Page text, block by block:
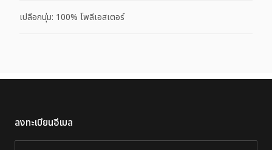
เปลือกนุ่ม: 100% โพลีเอสเตอร์
ลงทะเบียนอีเมล